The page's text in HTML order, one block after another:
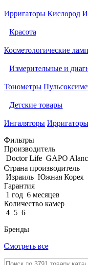
Ирригаторы Кислород
Красота
Косметологические
Измерительные и
Тонометры
Детские товары
Ингаляторы Ирригаторы
Фильтры
Производитель
Doctor Life GAPO
Страна производитель
Израиль Южная Корея
Гарантия
1 год 6 месяцев
Количество камер
4 5 6
Бренды
Смотреть все